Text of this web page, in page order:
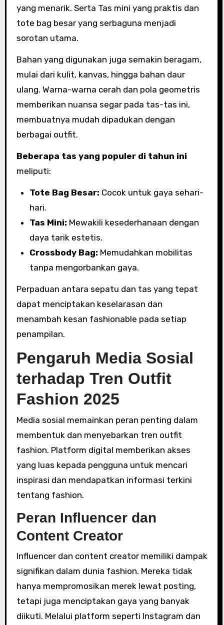
yang menarik. Serta Tas mini yang praktis dan
tote bag besar yang serbaguna menjadi
sorotan utama.
Bahan yang digunakan juga semakin beragam,
mulai dari kulit, kanvas, hingga bahan daur
ulang. Warna-warna cerah dan pola geometris
memberikan nuansa segar pada tas-tas ini,
membuatnya mudah dipadukan dengan
berbagai outfit.
Beberapa tas yang populer di tahun ini
meliputi:
Tote Bag Besar: Cocok untuk gaya sehari-
hari.
Tas Mini: Mewakili kesederhanaan dengan
daya tarik estetis.
Crossbody Bag: Memudahkan mobilitas
tanpa mengorbankan gaya.
Perpaduan antara sepatu dan tas yang tepat
dapat menciptakan keselarasan dan
menambah kesan fashionable pada setiap
penampilan.
Pengaruh Media Sosial
terhadap Tren Outfit
Fashion 2025
Media sosial memainkan peran penting dalam
membentuk dan menyebarkan tren outfit
fashion. Platform digital memberikan akses
yang luas kepada pengguna untuk mencari
inspirasi dan mendapatkan informasi terkini
tentang fashion.
Peran Influencer dan
Content Creator
Influencer dan content creator memiliki dampak
signifikan dalam dunia fashion. Mereka tidak
hanya mempromosikan merek lewat posting,
tetapi juga menciptakan gaya yang banyak
diikuti. Melalui platform seperti Instagram dan